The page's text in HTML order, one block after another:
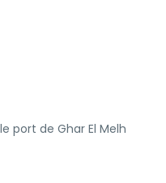
port de Ghar El Melh